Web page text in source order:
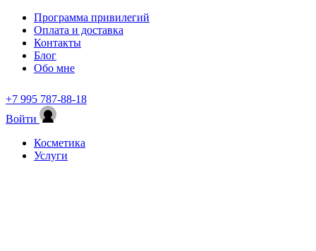
Программа привилегий
Оплата и доставка
Контакты
Блог
Обо мне
+7 995 787-88-18
Войти
Косметика
Услуги